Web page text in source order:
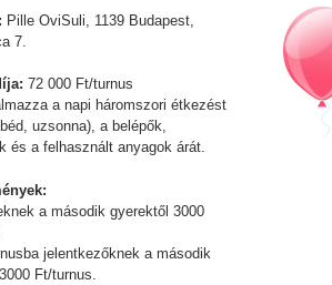
Pille OviSuli, 1139 Budapest,
7.
72 000 Ft/turnus
a napi háromszori étkezést
uzsonna), a belépők,
és a felhasznált anyagok árát.
a második gyerektől 3000
jelentkezőknek a második
Ft/turnus.